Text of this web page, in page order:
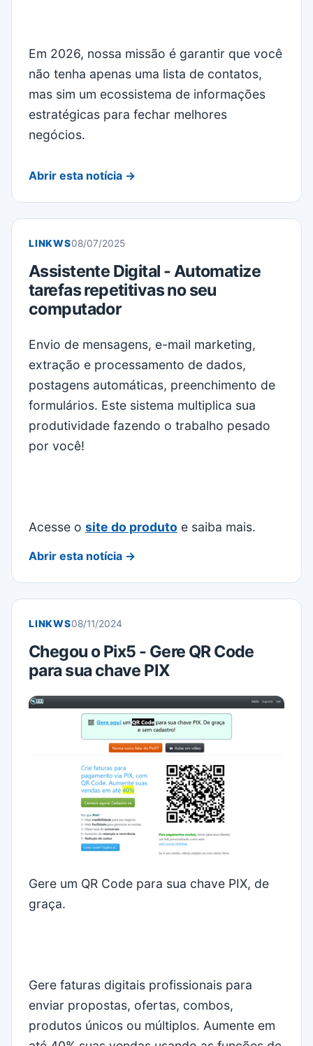
Em 2026, nossa missão é garantir que você
não tenha apenas uma lista de contatos,
mas sim um ecossistema de informações
estratégicas para fechar melhores
negócios.
Abrir esta notícia →
LINKWS08/07/2025
Assistente Digital - Automatize
tarefas repetitivas no seu
computador
Envio de mensagens, e-mail marketing,
extração e processamento de dados,
postagens automáticas, preenchimento de
formulários. Este sistema multiplica sua
produtividade fazendo o trabalho pesado
por você!
Acesse o site do produto e saiba mais.
Abrir esta notícia →
LINKWS08/11/2024
Chegou o Pix5 - Gere QR Code
para sua chave PIX
Gere um QR Code para sua chave PIX, de
graça.
Gere faturas digitais profissionais para
enviar propostas, ofertas, combos,
produtos únicos ou múltiplos. Aumente em